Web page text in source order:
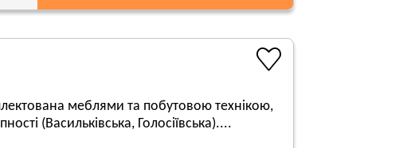
меблями та побутовою технікою,
(Васильківська, Голосіївська)....